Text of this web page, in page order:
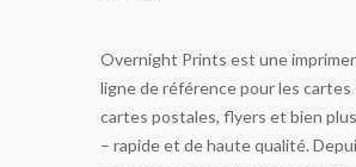
Overnight Prints est une
ligne de référence pour les cartes
cartes postales, flyers et bien
– rapide et de haute qualité.